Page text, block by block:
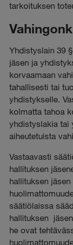
tarkoituksen
Yhdistyslain 39
jäsen ja
korvaamaan
tahallisesti tai
yhdistykselle.
kolmatta tahoa
yhdistyslakia tai
aiheutetuista
Vastaavasti
hallituksen
hallituksen
säätiölaissa
hallituksen
he ovat